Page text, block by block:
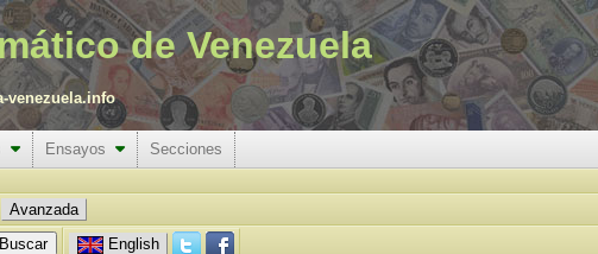
de Venezuela
venezuela.info
Ensayos
Secciones
Avanzada
English